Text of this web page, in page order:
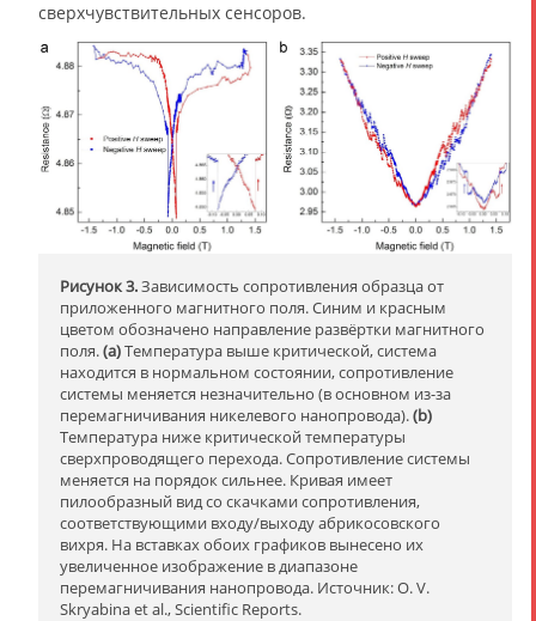
сверхчувствительных сенсоров.
Рисунок 3.Зависимость сопротивления образца от
приложенного магнитного поля. Синим и красным
цветом обозначено направление развёртки магнитного
поля.(a)Температура выше критической, система
находится в нормальном состоянии, сопротивление
системы меняется незначительно (в основном из-за
перемагничивания никелевого нанопровода).(b)
Температура ниже критической температуры
сверхпроводящего перехода. Сопротивление системы
меняется на порядок сильнее. Кривая имеет
пилообразный вид со скачками сопротивления,
соответствующими входу/выходу абрикосовского
вихря. На вставках обоих графиков вынесено их
увеличенное изображение в диапазоне
перемагничивания нанопровода. Источник: O. V.
Skryabina et al., Scientific Reports.